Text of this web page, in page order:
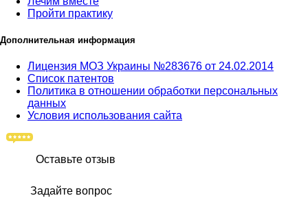
Пройти практику
Дополнительная информация
Лицензия МОЗ Украины №283676 от 24.02.2014
Список патентов
Политика в отношении обработки персональных
данных
Условия использования сайта
Оставьте отзыв
Задайте вопрос